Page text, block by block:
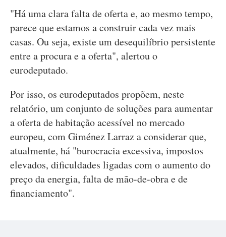
"Há uma clara falta de oferta e, ao mesmo tempo,
parece que estamos a construir cada vez mais
casas. Ou seja, existe um desequilíbrio persistente
entre a procura e a oferta", alertou o
eurodeputado.
Por isso, os eurodeputados propõem, neste
relatório, um conjunto de soluções para aumentar
a oferta de habitação acessível no mercado
europeu, com Giménez Larraz a considerar que,
atualmente, há "burocracia excessiva, impostos
elevados, dificuldades ligadas com o aumento do
preço da energia, falta de mão-de-obra e de
financiamento".